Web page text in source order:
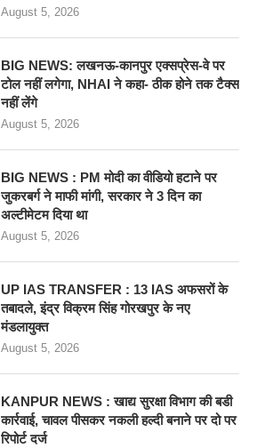
August 5, 2026
BIG NEWS: लखनऊ-कानपुर एक्सप्रेस-वे पर
टोल नहीं लगेगा, NHAI ने कहा- ठीक होने तक टैक्स
नहीं लेंगे
August 5, 2026
BIG NEWS : PM मोदी का वीडियो हटाने पर
जुकरबर्ग ने माफी मांगी, सरकार ने 3 दिन का
अल्टीमेटम दिया था
August 5, 2026
UP IAS TRANSFER : 13 IAS अफसरों के
तबादले, इंद्र विक्रम सिंह गोरखपुर के नए
मंडलायुक्त
August 5, 2026
KANPUR NEWS : खाद्य सुरक्षा विभाग की बडी
कार्रवाई, चावल पीसकर नकली हल्दी बनाने पर दो पर
रिपोर्ट दर्ज